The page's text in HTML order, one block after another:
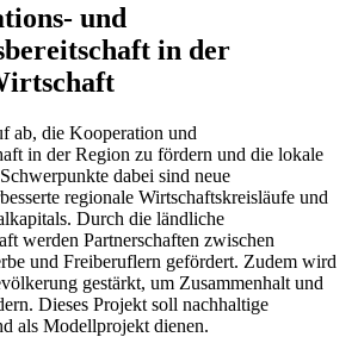
und
in der
ab, die Kooperation und
in der Region zu fördern und die lokale
dabei sind neue
regionale Wirtschaftskreisläufe und
Durch die ländliche
werden Partnerschaften zwischen
und Freiberuflern gefördert. Zudem wird
gestärkt, um Zusammenhalt und
Dieses Projekt soll nachhaltige
als Modellprojekt dienen.